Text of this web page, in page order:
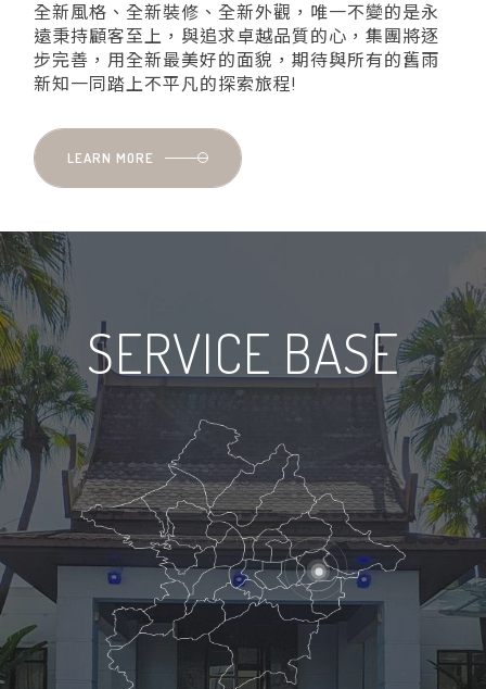
全新風格、全新裝修、全新外觀，唯一不變的是永
遠秉持顧客至上，與追求卓越品質的心，集團將逐
步完善，用全新最美好的面貌，期待與所有的舊雨
新知一同踏上不平凡的探索旅程!
LEARN MORE
SERVICE BASE